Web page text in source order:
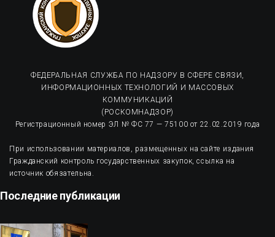
ФЕДЕРАЛЬНАЯ СЛУЖБА ПО НАДЗОРУ В СФЕРЕ СВЯЗИ,
ИНФОРМАЦИОННЫХ ТЕХНОЛОГИЙ И МАССОВЫХ
КОММУНИКАЦИЙ
(РОСКОМНАДЗОР)
Регистрационный номер ЭЛ № ФС 77 — 75100 от 22.02.2019 года
При использовании материалов, размещенных на сайте издания
Гражданский контроль государственных закупок, ссылка на
источник обязательна.
Последние публикации